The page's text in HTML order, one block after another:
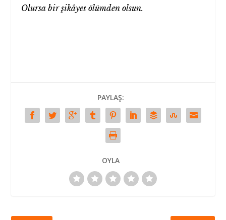
Olursa bir şikâyet ölümden olsun.
PAYLAŞ:
OYLA